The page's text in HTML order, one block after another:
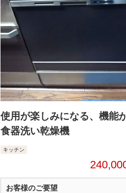
使用が楽しみになる、機能
食器洗い乾燥機
キッチン
お客様のご要望